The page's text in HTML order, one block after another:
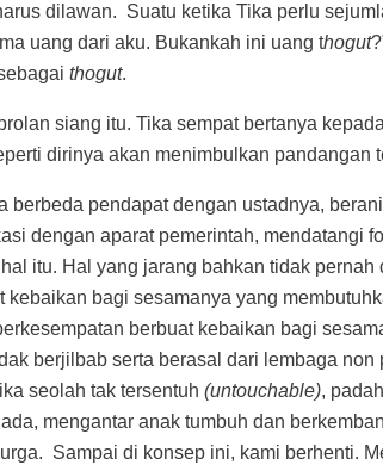
dilawan. Suatu ketika Tika perlu
uang dari aku. Bukankah ini uang thogut
thogut.
siang itu. Tika sempat bertanya
dirinya akan menimbulkan pandangan
pendapat dengan ustadnya,
dengan aparat pemerintah, mendatangi
itu. Hal yang jarang bahkan tidak
bagi sesamanya yang
berbuat kebaikan bagi
berjilbab serta berasal dari lembaga
seolah tak tersentuh (untouchable),
mengantar anak tumbuh dan
Sampai di konsep ini, kami berhenti.